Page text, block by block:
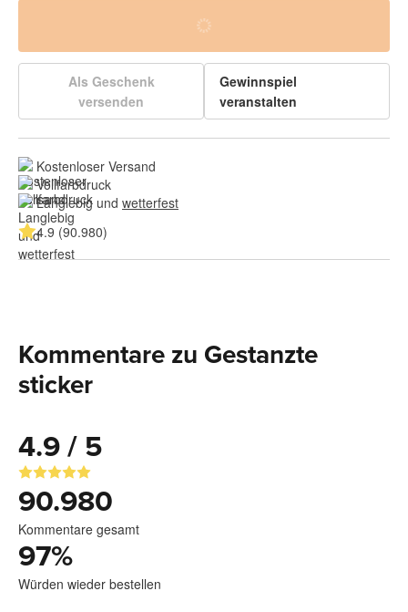
Als Geschenk
versenden
Gewinnspiel
veranstalten
Kostenloser Versand
Vollfarbdruck
Langlebig und wetterfest
4.9 (90.980)
Kommentare zu Gestanzte
sticker
4.9 / 5
90.980
Kommentare gesamt
97%
Würden wieder bestellen